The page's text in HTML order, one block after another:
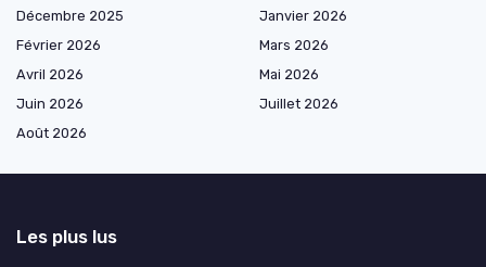
Décembre 2025
Janvier 2026
Février 2026
Mars 2026
Avril 2026
Mai 2026
Juin 2026
Juillet 2026
Août 2026
Les plus lus